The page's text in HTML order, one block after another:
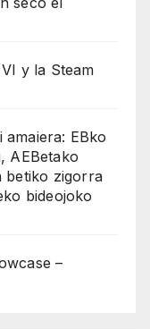
y la Steam
EBko
AEBetako
betiko zigorra
bideojoko
–